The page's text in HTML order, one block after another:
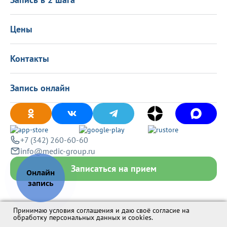
Программа лояльности
Лицензиии
Вакансии
Политика конфиденциальности
Цены
Контакты
Запись онлайн
+7 (342) 260-60-60
info@medic-group.ru
Записаться на прием
Принимаю условия соглашения и даю своё согласие на
обработку персональных данных и cookies.